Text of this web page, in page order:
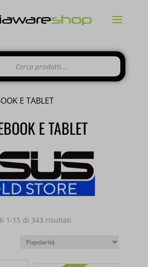
E TABLET
E TABLET
1-15 di 343 risultati
ai gentili clienti che il
chiuso per feriedal 10 al
e tutti gliordinipervenuti
giorni verrannoevasi a
dal 24 Agosto
CHIUDI